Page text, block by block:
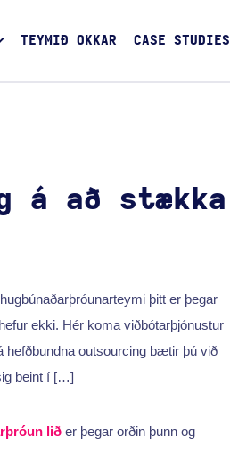
TEYMIÐ OKKAR CASE STUDIES
á að stækka
þitt er þegar
ekki. Hér koma viðbótarþjónustur
outsourcing bætir þú við
beint í […]
liðer þegar orðin þunn og